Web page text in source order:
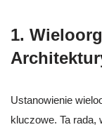
1.
Ustanowienie
kluczowe. Ta rada,